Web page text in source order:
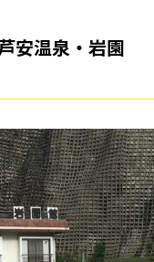
安温泉・岩園